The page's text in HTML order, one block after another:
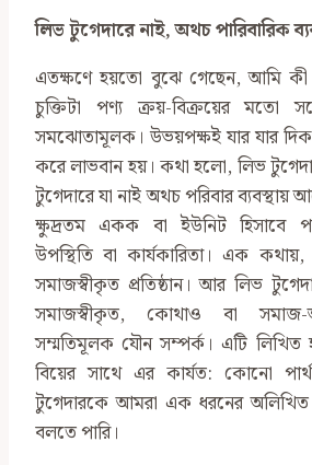
লিভ টুগেদারে নাই,অথচ পারিবারিক
এতক্ষণে হয়তো বুঝে গেছেন, আমি কী
চুক্তিটা পণ্য ক্রয়-বিক্রয়ের মতো
সমঝোতামূলক। উভয়পক্ষই যার যার
করে লাভবান হয়। কথা হলো, লিভ
টুগেদারে যা নাই অথচ পরিবার
ক্ষুদ্রতম একক বা ইউনিট হিসাবে
উপস্থিতি বা কার্যকারিতা। এক
সমাজস্বীকৃত প্রতিষ্ঠান। আর লিভ
সমাজস্বীকৃত, কোথাও বা সমাজ-
সম্মতিমূলক যৌন সম্পর্ক। এটি লিখিত
বিয়ের সাথে এর কার্যত: কোনো
টুগেদারকে আমরা এক ধরনের অলিখিত
বলতে পারি।